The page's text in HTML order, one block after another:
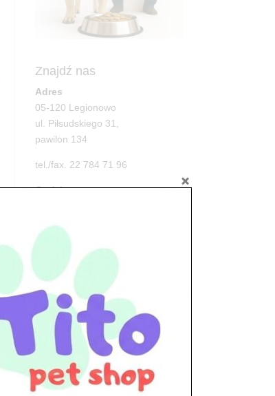
Znajdź nas
Adres
05-120 Legionowo
ul. Piłsudskiego 31,
pawilon 134
tel./fax. 22 784 71 96
Godziny pracy
niedz. zamknięte
05-100 Nowy Dwór Mazowiecki
ul. Leśna 2
tel. 503 900 215
Godziny pracy
pon. – piąt. 10.00 – 19.00